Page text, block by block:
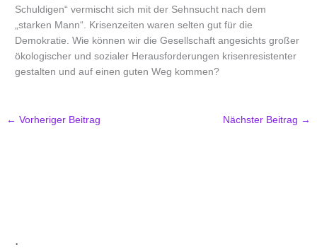
.
Schuldigen“ vermischt sich mit der Sehnsucht nach dem
„starken Mann“. Krisenzeiten waren selten gut für die
Demokratie. Wie können wir die Gesellschaft angesichts großer
ökologischer und sozialer Herausforderungen krisenresistenter
gestalten und auf einen guten Weg kommen?
← Vorheriger Beitrag Nächster Beitrag →